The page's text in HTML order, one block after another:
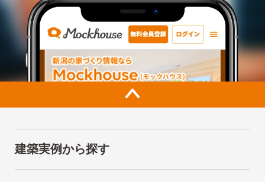
建築実例から探す